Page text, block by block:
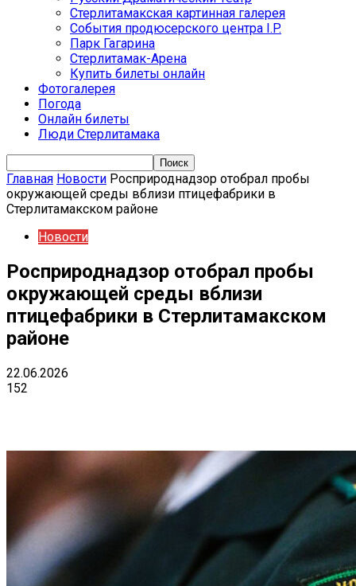
Стерлитамакская картинная галерея
События продюсерского центра I.P.
Парк Гагарина
Стерлитамак-Арена
Купить билеты онлайн
Фотогалерея
Погода
Онлайн билеты
Люди Стерлитамака
Главная Новости Росприроднадзор отобрал пробы
окружающей среды вблизи птицефабрики в
Стерлитамакском районе
Новости
Росприроднадзор отобрал пробы
окружающей среды вблизи
птицефабрики в Стерлитамакском
районе
22.06.2026
152